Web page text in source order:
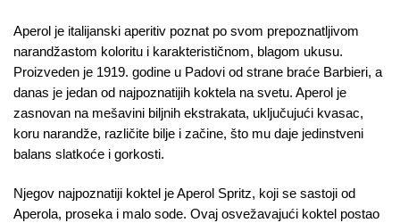
Aperol je italijanski aperitiv poznat po svom prepoznatljivom
narandžastom koloritu i karakterističnom, blagom ukusu.
Proizveden je 1919. godine u Padovi od strane braće Barbieri, a
danas je jedan od najpoznatijih koktela na svetu. Aperol je
zasnovan na mešavini biljnih ekstrakata, uključujući kvasac,
koru narandže, različite bilje i začine, što mu daje jedinstveni
balans slatkoće i gorkosti.
Njegov najpoznatiji koktel je Aperol Spritz, koji se sastoji od
Aperola, proseka i malo sode. Ovaj osvežavajući koktel postao